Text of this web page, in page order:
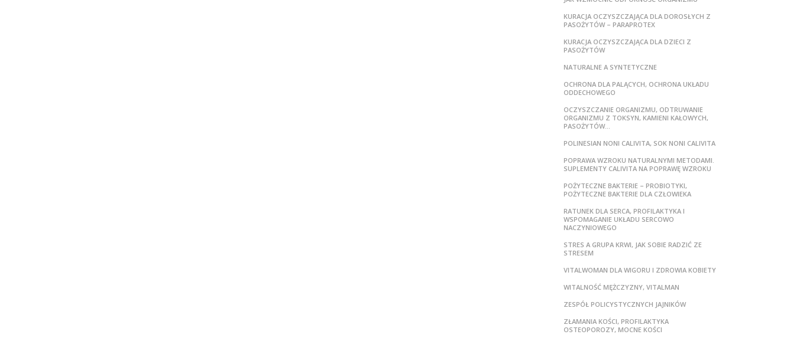
KURACJA OCZYSZCZAJĄCA DLA DOROSŁYCH Z
PASOŻYTÓW – PARAPROTEX
KURACJA OCZYSZCZAJĄCA DLA DZIECI Z
PASOŻYTÓW
NATURALNE A SYNTETYCZNE
OCHRONA DLA PALĄCYCH, OCHRONA UKŁADU
ODDECHOWEGO
OCZYSZCZANIE ORGANIZMU, ODTRUWANIE
ORGANIZMU Z TOKSYN, KAMIENI KAŁOWYCH,
PASOŻYTÓW…
POLINESIAN NONI CALIVITA, SOK NONI CALIVITA
POPRAWA WZROKU NATURALNYMI METODAMI.
SUPLEMENTY CALIVITA NA POPRAWĘ WZROKU
POŻYTECZNE BAKTERIE – PROBIOTYKI,
POŻYTECZNE BAKTERIE DLA CZŁOWIEKA
RATUNEK DLA SERCA, PROFILAKTYKA I
WSPOMAGANIE UKŁADU SERCOWO
NACZYNIOWEGO
STRES A GRUPA KRWI, JAK SOBIE RADZIĆ ZE
STRESEM
VITALWOMAN DLA WIGORU I ZDROWIA KOBIETY
WITALNOŚĆ MĘŻCZYZNY, VITALMAN
ZESPÓŁ POLICYSTYCZNYCH JAJNIKÓW
ZŁAMANIA KOŚCI, PROFILAKTYKA
OSTEOPOROZY, MOCNE KOŚCI